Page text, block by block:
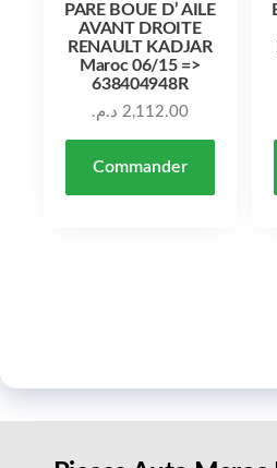
PARE BOUE D’ AILE
AVANT DROITE
RENAULT KADJAR
Maroc 06/15 =>
638404948R
2,112.00 د.م.
Commander